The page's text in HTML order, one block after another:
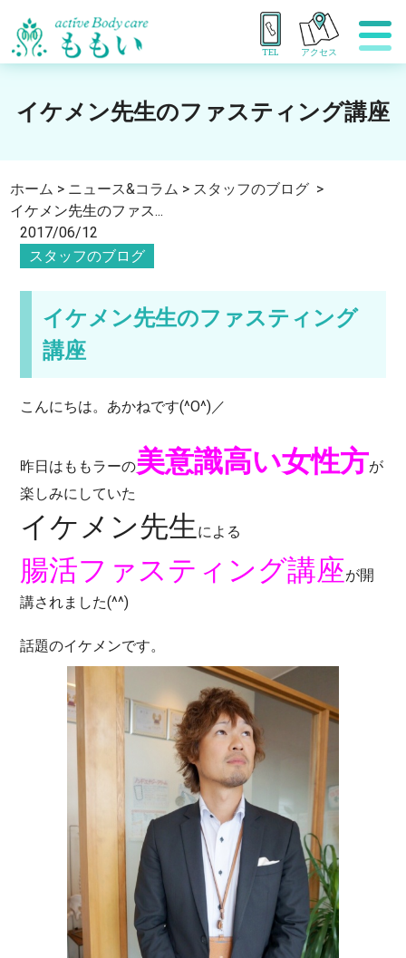
TEL アクセス
イケメン先生のファスティング講座
ホーム > ニュース&コラム > スタッフのブログ >
イケメン先生のファス...
2017/06/12
スタッフのブログ
イケメン先生のファスティング
講座
こんにちは。あかねです(^O^)／
昨日はももラーの美意識高い女性方が
楽しみにしていた
イケメン先生 による
腸活ファスティング講座が開
講されました(^^)
話題のイケメンです。